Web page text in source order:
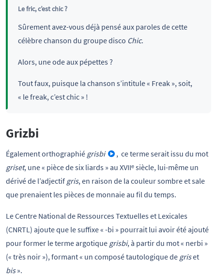
Le fric, c’est chic ?
Sûrement avez-vous déjà pensé aux paroles de cette
célèbre chanson du groupe disco Chic.
Alors, une ode aux pépettes ?
Tout faux, puisque la chanson s’intitule « Freak », soit,
« le freak, c’est chic » !
Grizbi
Également orthographié grisbi
, ce terme serait issu du mot
griset, une « pièce de six liards » au XVIIᵉ siècle, lui-même un
dérivé de l’adjectif gris, en raison de la couleur sombre et sale
que prenaient les pièces de monnaie au fil du temps.
Le Centre National de Ressources Textuelles et Lexicales
(CNRTL) ajoute que le suffixe « -bi » pourrait lui avoir été ajouté
pour former le terme argotique grisbi, à partir du mot « nerbi »
(« très noir »), formant « un composé tautologique de griset
bis».